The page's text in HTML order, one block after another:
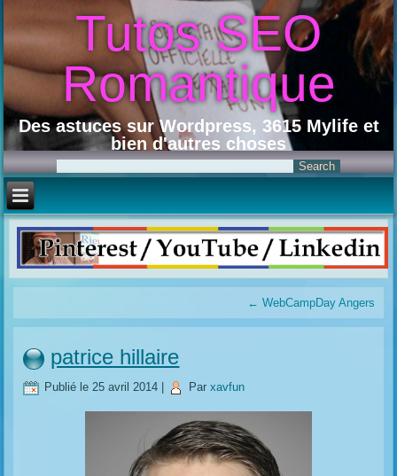
Tutos SEO
Romantique
Des astuces sur Wordpress, 3615 Mylife et
bien d'autres choses
← WebCampDay Angers
patrice hillaire
Publié le 25 avril 2014 Par xavfun